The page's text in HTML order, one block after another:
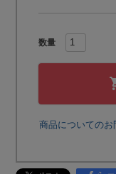
商品についてのお